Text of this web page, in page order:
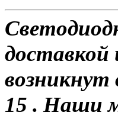
доставкой
возникнут
15 . Наши